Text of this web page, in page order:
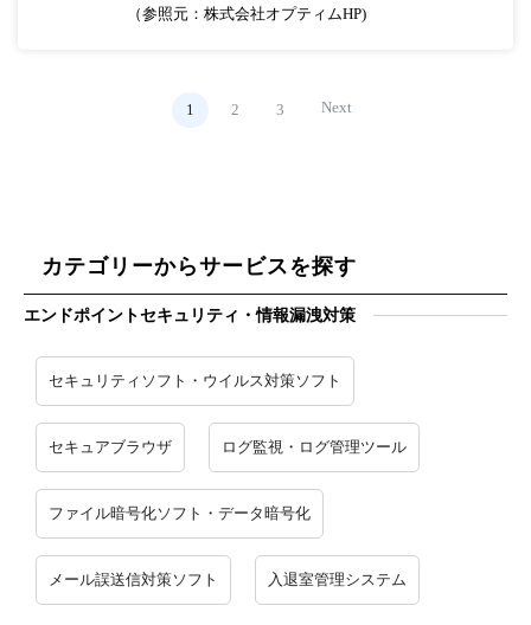
（参照元：株式会社オプティムHP)
1 2 3 Next
カテゴリーからサービスを探す
エンドポイントセキュリティ・情報漏洩対策
セキュリティソフト・ウイルス対策ソフト
セキュアブラウザ ログ監視・ログ管理ツール
ファイル暗号化ソフト・データ暗号化
メール誤送信対策ソフト 入退室管理システム